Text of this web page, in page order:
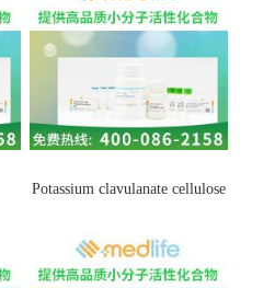
Potassium clavulanate cellulose